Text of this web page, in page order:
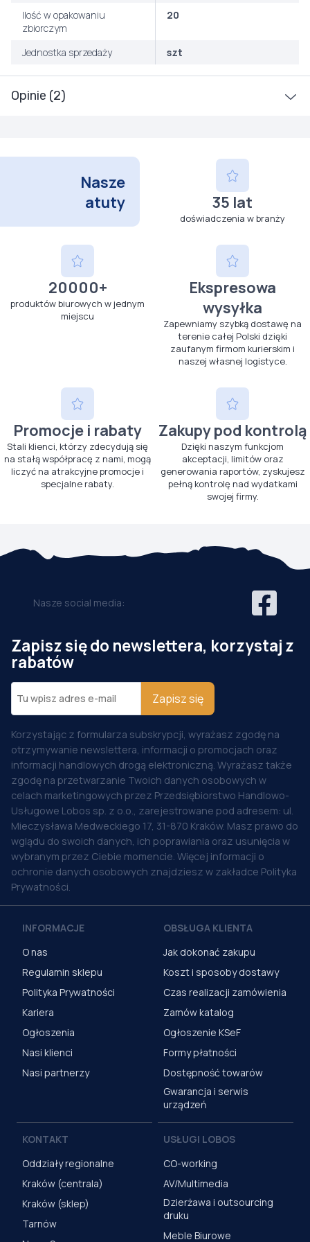
Opinie (2)
Ilość w opakowaniu
zbiorczym
20
Jednostka sprzedaży szt
Nasze
atuty
35 lat
doświadczenia w branży
20000+
produktów biurowych w jednym
miejscu
Ekspresowa
wysyłka
Zapewniamy szybką dostawę na
terenie całej Polski dzięki
zaufanym firmom kurierskim i
naszej własnej logistyce.
Promocje i rabaty
Stali klienci, którzy zdecydują się
na stałą współpracę z nami, mogą
liczyć na atrakcyjne promocje i
specjalne rabaty.
Zakupy pod kontrolą
Dzięki naszym funkcjom
akceptacji, limitów oraz
generowania raportów, zyskujesz
pełną kontrolę nad wydatkami
swojej firmy.
Nasze social media:
Zapisz się do newslettera, korzystaj z
rabatów
Zapisz się
Korzystając z formularza subskrypcji, wyrażasz zgodę na
otrzymywanie newslettera, informacji o promocjach oraz
informacji handlowych drogą elektroniczną. Wyrażasz także
zgodę na przetwarzanie Twoich danych osobowych w
celach marketingowych przez Przedsiębiorstwo Handlowo-
Usługowe Lobos sp. z o.o., zarejestrowane pod adresem: ul.
Mieczysława Medweckiego 17, 31-870 Kraków. Masz prawo do
wglądu do swoich danych, ich poprawiania oraz usunięcia w
wybranym przez Ciebie momencie. Więcej informacji o
ochronie danych osobowych znajdziesz w zakładce Polityka
Prywatności.
INFORMACJE
O nas
Regulamin sklepu
Polityka Prywatności
Kariera
Ogłoszenia
Nasi klienci
Nasi partnerzy
OBSŁUGA KLIENTA
Jak dokonać zakupu
Koszt i sposoby dostawy
Czas realizacji zamówienia
Zamów katalog
Ogłoszenie KSeF
Formy płatności
Dostępność towarów
Gwarancja i serwis
urządzeń
KONTAKT
Oddziały regionalne
Kraków (centrala)
Kraków (sklep)
Tarnów
USŁUGI LOBOS
CO-working
AV/Multimedia
Dzierżawa i outsourcing
druku
Meble Biurowe